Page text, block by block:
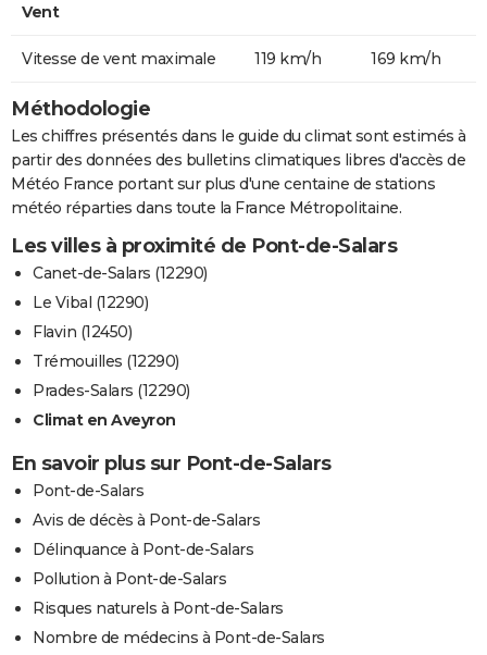
Vent
Vitesse de vent maximale 119 km/h 169 km/h
Méthodologie
Les chiffres présentés dans le guide du climat sont estimés à
partir des données des bulletins climatiques libres d'accès de
Météo France portant sur plus d'une centaine de stations
météo réparties dans toute la France Métropolitaine.
Les villes à proximité de Pont-de-Salars
Canet-de-Salars (12290)
Le Vibal (12290)
Flavin (12450)
Trémouilles (12290)
Prades-Salars (12290)
Climat en Aveyron
En savoir plus sur Pont-de-Salars
Pont-de-Salars
Avis de décès à Pont-de-Salars
Délinquance à Pont-de-Salars
Pollution à Pont-de-Salars
Risques naturels à Pont-de-Salars
Nombre de médecins à Pont-de-Salars